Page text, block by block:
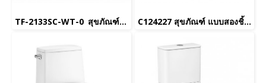
TF-2133SC-WT-0 สุขภัณฑ์ แบบสองชิ้น 3/4.5 ลิตร รุ่น Loven C124227 สุขภัณฑ์ แบบสองชิ้น 6 ลิตร รุ่น SIMPLY MODISH TOUCHLESS